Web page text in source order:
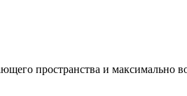
пространства и максимально